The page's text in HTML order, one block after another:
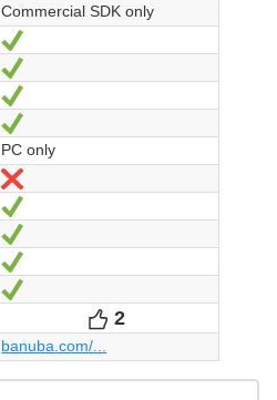
Commercial SDK only
Oui
Oui
PC only
Non
Oui
Oui
Votes
2
banuba.com/...